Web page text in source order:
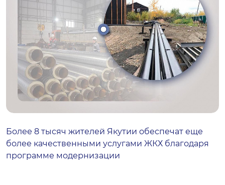
Более 8 тысяч жителей Якутии обеспечат еще
более качественными услугами ЖКХ благодаря
программе модернизации